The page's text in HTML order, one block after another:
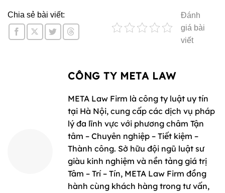
Chia sẻ bài viết:
Đánh
giá bài
viết
CÔNG TY META LAW
META Law Firm là công ty luật uy tín
tại Hà Nội, cung cấp các dịch vụ pháp
lý đa lĩnh vực với phương châm Tận
tâm – Chuyên nghiệp – Tiết kiệm –
Thành công. Sở hữu đội ngũ luật sư
giàu kinh nghiệm và nền tảng giá trị
Tâm – Trí – Tín, META Law Firm đồng
hành cùng khách hàng trong tư vấn,